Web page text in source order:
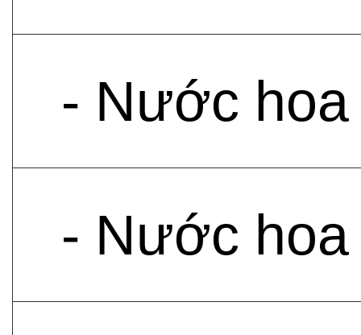
- Nước
- Nước hoa